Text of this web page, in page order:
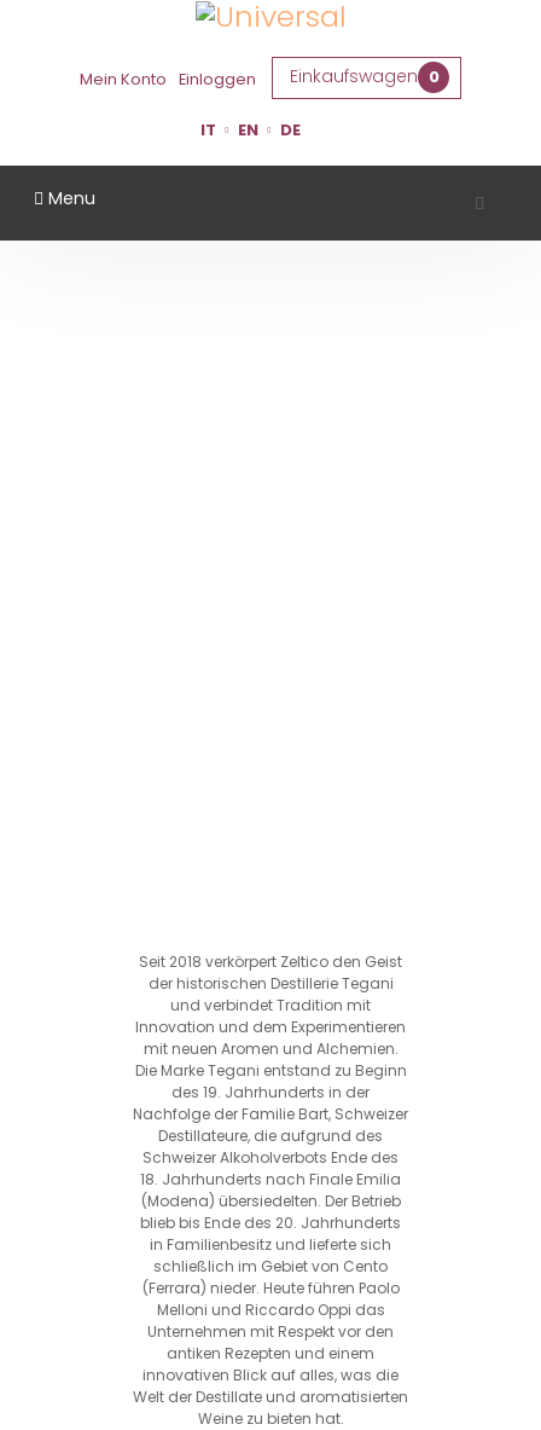
Mein Konto Einloggen Einkaufswagen 0
IT EN DE
Menu
Seit 2018 verkörpert Zeltico den Geist
der historischen Destillerie Tegani
und verbindet Tradition mit
Innovation und dem Experimentieren
mit neuen Aromen und Alchemien.
Die Marke Tegani entstand zu Beginn
des 19. Jahrhunderts in der
Nachfolge der Familie Bart, Schweizer
Destillateure, die aufgrund des
Schweizer Alkoholverbots Ende des
18. Jahrhunderts nach Finale Emilia
(Modena) übersiedelten. Der Betrieb
blieb bis Ende des 20. Jahrhunderts
in Familienbesitz und lieferte sich
schließlich im Gebiet von Cento
(Ferrara) nieder. Heute führen Paolo
Melloni und Riccardo Oppi das
Unternehmen mit Respekt vor den
antiken Rezepten und einem
innovativen Blick auf alles, was die
Welt der Destillate und aromatisierten
Weine zu bieten hat.